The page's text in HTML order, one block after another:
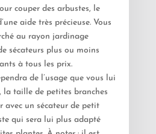
couper des arbustes, le
aide très précieuse. Vous
au rayon jardinage
sécateurs plus ou moins
à tous les prix.
de l’usage que vous lui
la taille de petites branches
avec un sécateur de petit
qui sera lui plus adapté